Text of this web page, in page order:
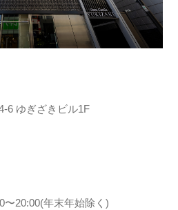
6 ゆぎざきビル1F
〜20:00(年末年始除く)